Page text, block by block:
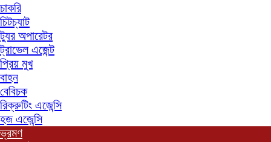
চাকরি
চিটচ্যাট
ট্যুর অপারেটর
ট্রাভেল এজেন্ট
প্রিয় মুখ
বাহন
বেবিচক
রিক্রুটিং এজেন্সি
হজ এজেন্সি
ভ্রমণ